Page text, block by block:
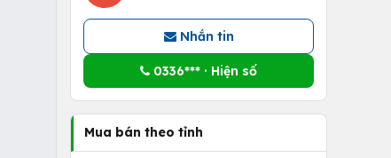
Nhắn tin
0336*** · Hiện số
Mua bán theo tỉnh